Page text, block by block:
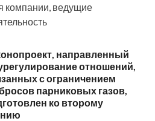
компании, ведущие
направленный
отношений,
с ограничением
парниковых газов,
ко второму